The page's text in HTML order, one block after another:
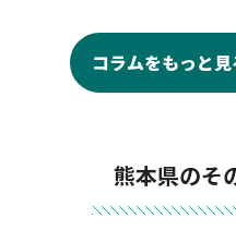
コラムをもっと見
熊本県のそ